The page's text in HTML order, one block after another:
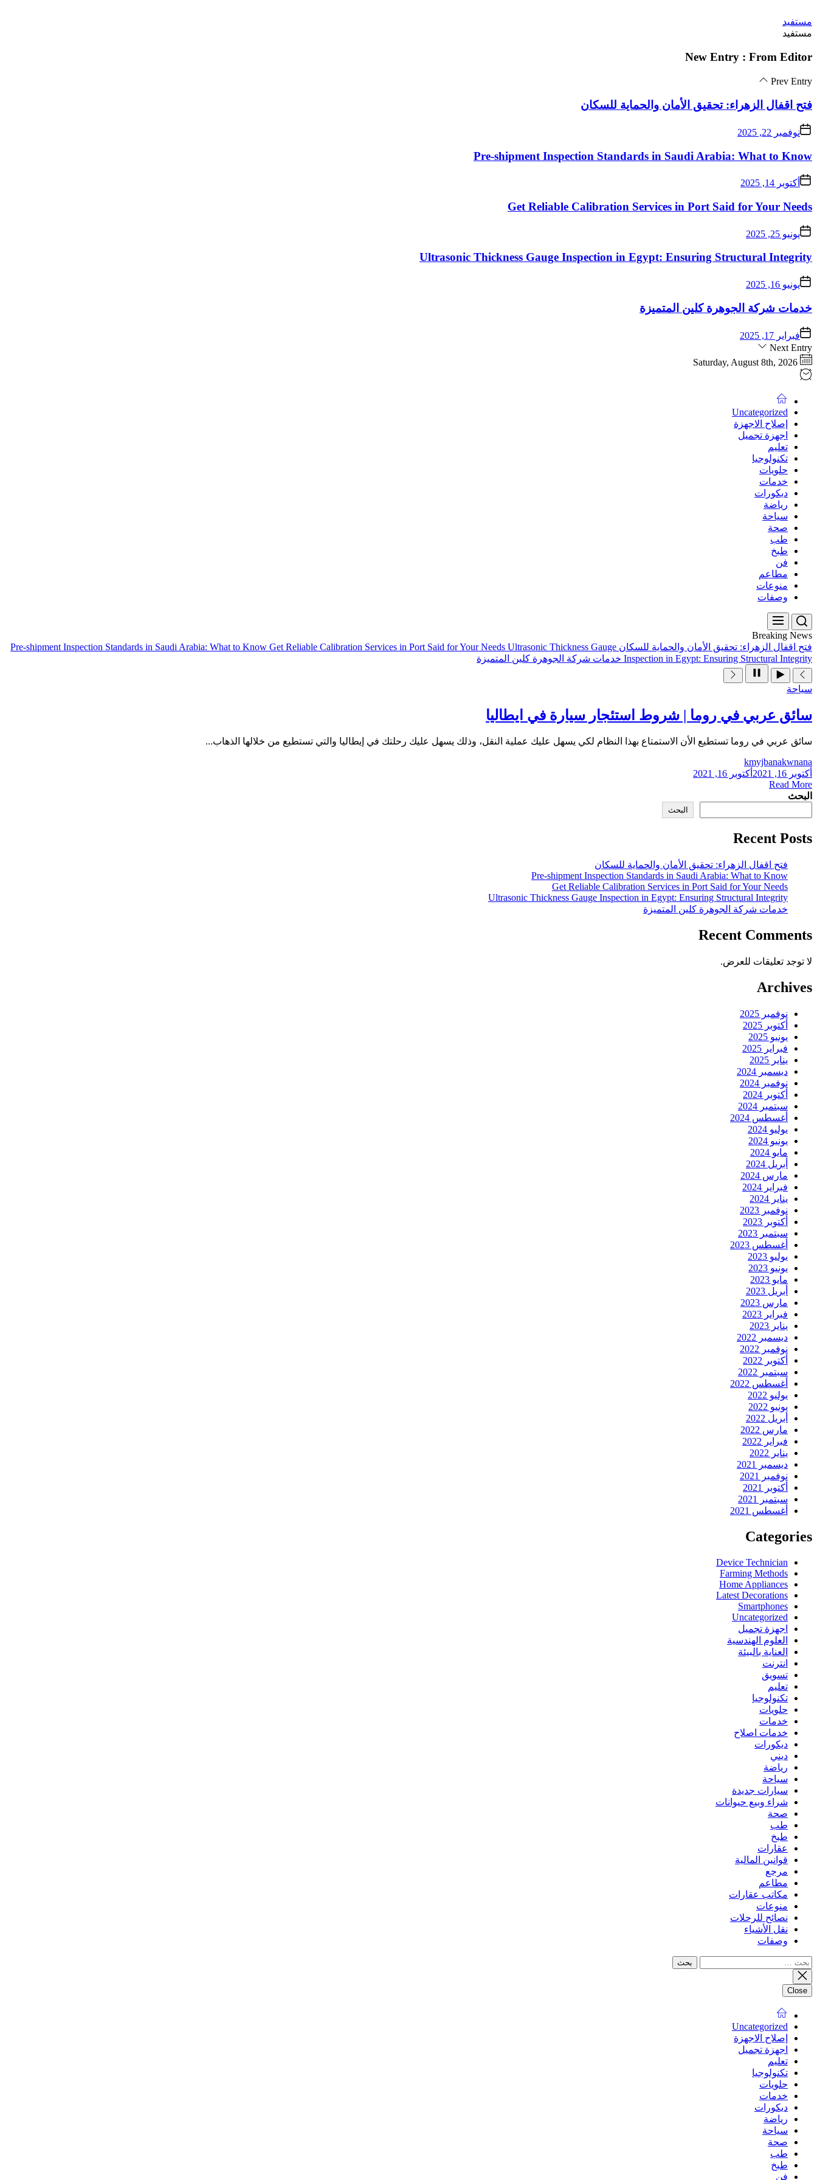
Skip
to
content
مستفيد
مستفيد
New Entry : From Editor
Prev Entry
فتح اقفال الزهراء: تحقيق الأمان والحماية للسكان
نوفمبر 22, 2025
Pre-shipment Inspection Standards in Saudi Arabia: What to Know
أكتوبر 14, 2025
Get Reliable Calibration Services in Port Said for Your Needs
يونيو 25, 2025
Ultrasonic Thickness Gauge Inspection in Egypt: Ensuring Structural Integrity
يونيو 16, 2025
خدمات شركة الجوهرة كلين المتميزة
فبراير 17, 2025
Next Entry
Saturday, August 8th, 2026
Uncategorized
إصلاح الاجهزة
اجهزة تجميل
تعليم
تكنولوجيا
حلويات
خدمات
ديكورات
رياضة
سياحة
صحة
طب
طبخ
فن
مطاعم
منوعات
وصفات
Breaking News
فتح اقفال الزهراء: تحقيق الأمان والحماية للسكان
Pre-shipment Inspection Standards in Saudi Arabia: What to Know Get Reliable Calibration Services in Port Said for Your Needs Ultrasonic Thickness Gauge
Inspection in Egypt: Ensuring Structural Integrity خدمات شركة الجوهرة كلين المتميزة
سياحة
سائق عربي في روما | شروط استئجار سيارة في ايطاليا
سائق عربي في روما تستطيع الأن الاستمتاع بهذا النظام لكي يسهل عليك عملية النقل، وذلك يسهل عليك رحلتك في إيطاليا والتي تستطيع من خلالها الذهاب...
kmyjbanakwnana
أكتوبر 16, 2021
أكتوبر 16, 2021
Read More
البحث
البحث
Recent Posts
فتح اقفال الزهراء: تحقيق الأمان والحماية للسكان
Pre-shipment Inspection Standards in Saudi Arabia: What to Know
Get Reliable Calibration Services in Port Said for Your Needs
Ultrasonic Thickness Gauge Inspection in Egypt: Ensuring Structural Integrity
خدمات شركة الجوهرة كلين المتميزة
Recent Comments
لا توجد تعليقات للعرض.
Archives
نوفمبر 2025
أكتوبر 2025
يونيو 2025
فبراير 2025
يناير 2025
ديسمبر 2024
نوفمبر 2024
أكتوبر 2024
سبتمبر 2024
أغسطس 2024
يوليو 2024
يونيو 2024
مايو 2024
أبريل 2024
مارس 2024
فبراير 2024
يناير 2024
نوفمبر 2023
أكتوبر 2023
سبتمبر 2023
أغسطس 2023
يوليو 2023
يونيو 2023
مايو 2023
أبريل 2023
مارس 2023
فبراير 2023
يناير 2023
ديسمبر 2022
نوفمبر 2022
أكتوبر 2022
سبتمبر 2022
أغسطس 2022
يوليو 2022
يونيو 2022
أبريل 2022
مارس 2022
فبراير 2022
يناير 2022
ديسمبر 2021
نوفمبر 2021
أكتوبر 2021
سبتمبر 2021
أغسطس 2021
Categories
Device Technician
Farming Methods
Home Appliances
Latest Decorations
Smartphones
Uncategorized
اجهزة تجميل
العلوم الهندسية
العناية بالبيئة
انترنت
تسويق
تعليم
تكنولوجيا
حلويات
خدمات
خدمات اصلاح
ديكورات
ديني
رياضة
سياحة
سيارات جديدة
شراء وبيع حيوانات
صحة
طب
طبخ
عقارات
قوانين المالية
مرجع
مطاعم
مكاتب عقارات
منوعات
نصائح للرحلات
نقل الأشياء
وصفات
البحث
عن:
Close
Uncategorized
إصلاح الاجهزة
اجهزة تجميل
تعليم
تكنولوجيا
حلويات
خدمات
ديكورات
رياضة
سياحة
صحة
طب
طبخ
فن